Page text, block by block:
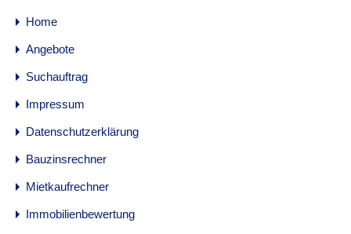
Home
Angebote
Suchauftrag
Impressum
Datenschutzerklärung
Bauzinsrechner
Mietkaufrechner
Immobilienbewertung